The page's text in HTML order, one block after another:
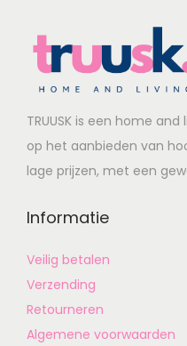
TRUUSK is een home
op het aanbieden van
lage prijzen, met een
Informatie
Veilig betalen
Verzending
Retourneren
Algemene voorwaarden